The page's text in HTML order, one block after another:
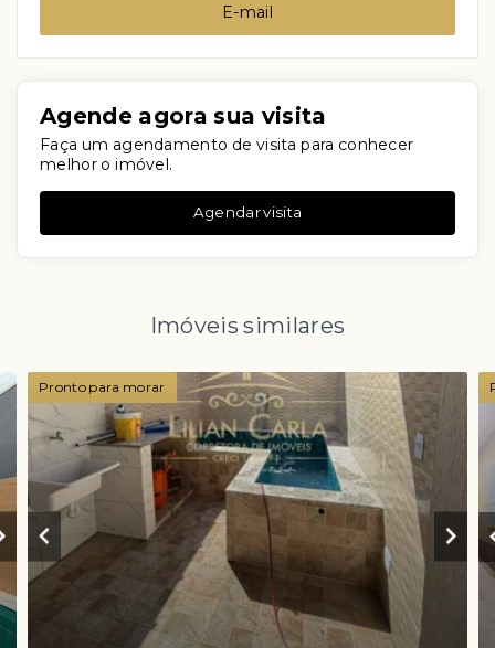
E-mail
Agende agora sua visita
Faça um agendamento de visita para conhecer
melhor o imóvel.
Agendar visita
Imóveis similares
Pronto para morar